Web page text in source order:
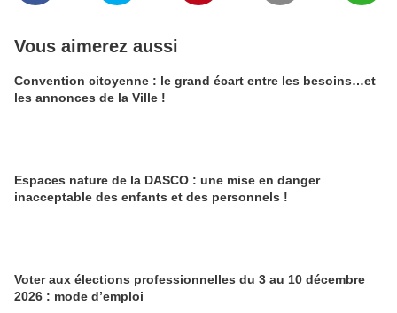
Vous aimerez aussi
Convention citoyenne : le grand écart entre les besoins…et
les annonces de la Ville !
Espaces nature de la DASCO : une mise en danger
inacceptable des enfants et des personnels !
Voter aux élections professionnelles du 3 au 10 décembre
2026 : mode d’emploi